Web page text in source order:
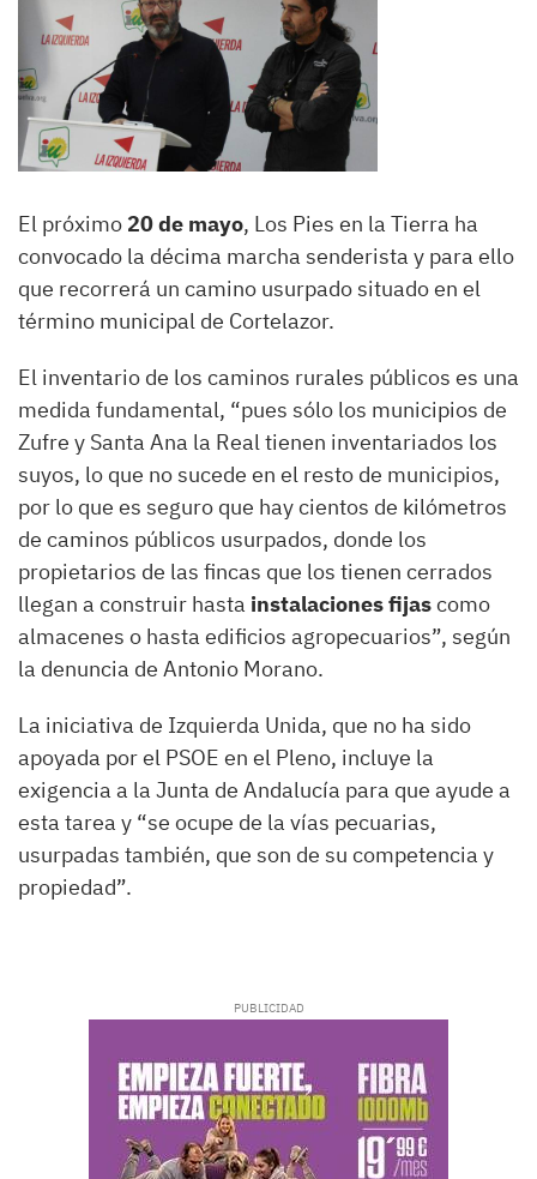
El próximo 20 de mayo, Los Pies en la Tierra ha
convocado la décima marcha senderista y para ello
que recorrerá un camino usurpado situado en el
término municipal de Cortelazor.
El inventario de los caminos rurales públicos es una
medida fundamental, “pues sólo los municipios de
Zufre y Santa Ana la Real tienen inventariados los
suyos, lo que no sucede en el resto de municipios,
por lo que es seguro que hay cientos de kilómetros
de caminos públicos usurpados, donde los
propietarios de las fincas que los tienen cerrados
llegan a construir hasta instalaciones fijascomo
almacenes o hasta edificios agropecuarios”, según
la denuncia de Antonio Morano.
La iniciativa de Izquierda Unida, que no ha sido
apoyada por el PSOE en el Pleno, incluye la
exigencia a la Junta de Andalucía para que ayude a
esta tarea y “se ocupe de la vías pecuarias,
usurpadas también, que son de su competencia y
propiedad”.